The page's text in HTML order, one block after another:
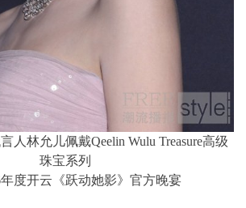
人林允儿佩戴Qeelin Wulu Treasure高级
珠宝系列
年度开云《跃动她影》官方晚宴